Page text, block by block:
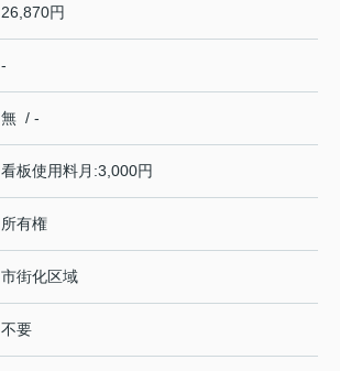
26,870円
-
無 / -
看板使用料月:3,000円
所有権
市街化区域
不要